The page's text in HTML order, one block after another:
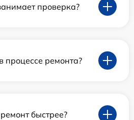
проверка?
процессе ремонта?
быстрее?